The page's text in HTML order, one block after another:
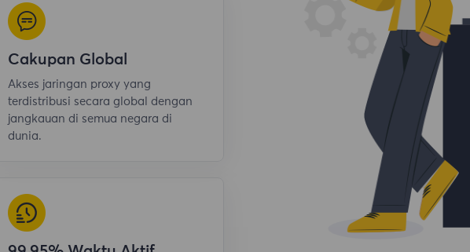
Cakupan Global
Akses jaringan proxy yang
terdistribusi secara global dengan
jangkauan di semua negara di
dunia.